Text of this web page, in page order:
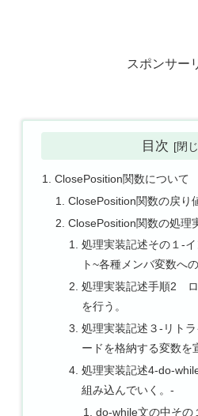
スポンサー
目次
ClosePosition関数について
ClosePosition関数の戻り
ClosePosition関数の処理
処理実装記述その１-
ト~各種メンバ変数へ
処理実装記述手順2
を行う。
処理実装記述３-リト
ードを格納する変数を
処理実装記述4-do-
組み込んでいく。-
do-while文の中その